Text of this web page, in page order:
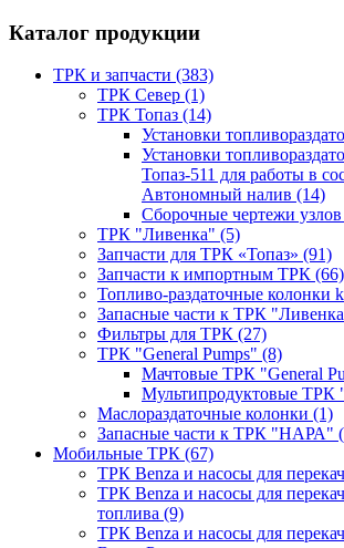
Каталог продукции
ТРК и запчасти (383)
ТРК Север (1)
ТРК Топаз (14)
Установки
Установки
Топаз-511 для работы в
Автономный налив (14)
Сборочные чертежи
ТРК "Ливенка" (5)
Запчасти для ТРК «Топаз» (91)
Запчасти к импортным ТРК (66)
Топливо-раздаточные колонки
Запасные части к ТРК
Фильтры для ТРК (27)
ТРК "General Pumps" (8)
Мачтовые ТРК "General
Мультипродуктовые ТРК
Маслораздаточные колонки (1)
Запасные части к ТРК "НАРА"
Мобильные ТРК (67)
ТРК Benza и насосы для
ТРК Benza и насосы для
топлива (9)
ТРК Benza и насосы для